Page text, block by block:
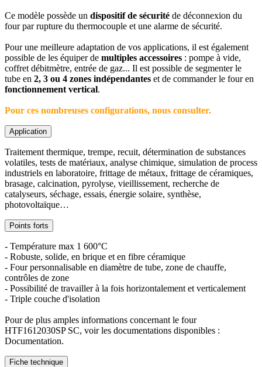
Ce modèle possède un dispositif de sécurité de déconnexion du
four par rupture du thermocouple et une alarme de sécurité.
Pour une meilleure adaptation de vos applications, il est également
possible de les équiper de multiples accessoires : pompe à vide,
coffret débitmètre, entrée de gaz... Il est possible de segmenter le
tube en 2, 3 ou 4 zones indépendantes et de commander le four en
fonctionnement vertical.
Pour ces nombreuses configurations, nous consulter.
Application
Traitement thermique, trempe, recuit, détermination de substances
volatiles, tests de matériaux, analyse chimique, simulation de process
industriels en laboratoire, frittage de métaux, frittage de céramiques,
brasage, calcination, pyrolyse, vieillissement, recherche de
catalyseurs, séchage, essais, énergie solaire, synthèse,
photovoltaïque…
Points forts
- Température max 1 600°C
- Robuste, solide, en brique et en fibre céramique
- Four personnalisable en diamètre de tube, zone de chauffe,
contrôles de zone
- Possibilité de travailler à la fois horizontalement et verticalement
- Triple couche d'isolation
Pour de plus amples informations concernant le four
HTF1612030SP SC, voir les documentations disponibles :
Documentation.
Fiche technique